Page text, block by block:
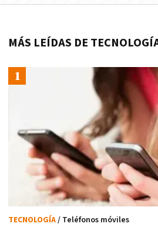
MÁS LEÍDAS DE
TECNOLOGÍA/ Teléfonos móviles